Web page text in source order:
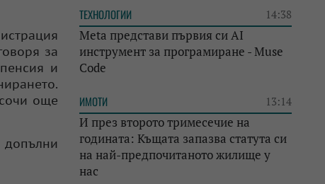
за
и
още
ТЕХНОЛОГИИ 14:38
Meta представи първия си AI
инструмент за програмиране - Muse
Code
ИМОТИ 13:14
И през второто тримесечие на
годината: Къщата запазва статута си
на най-предпочитаното жилище у
нас